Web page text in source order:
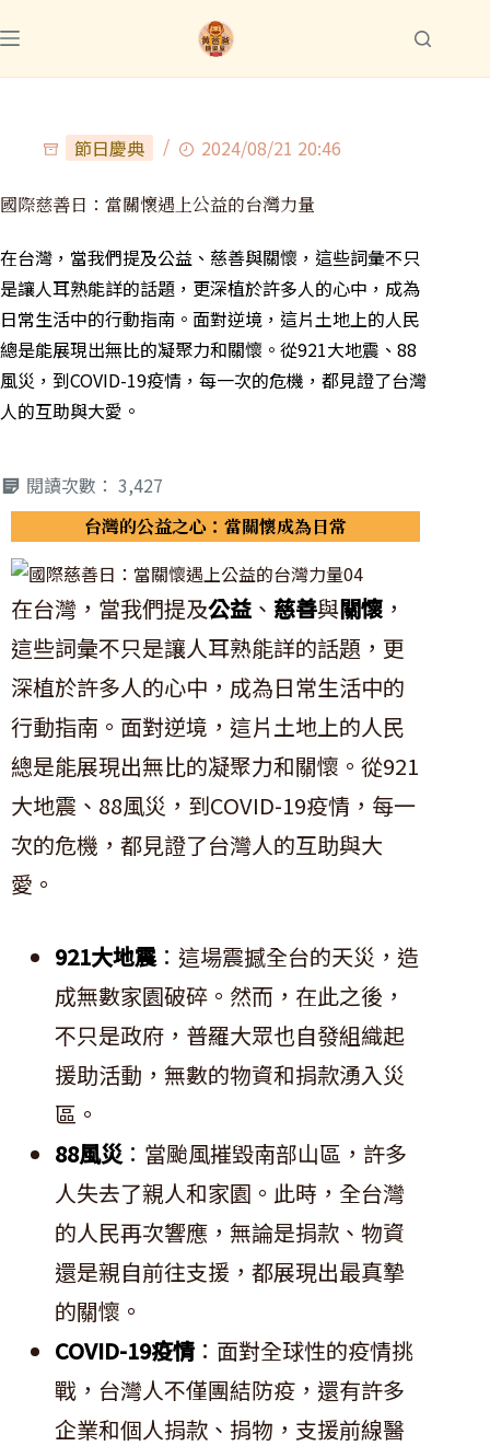
節日慶典 2024/08/21 20:46
國際慈善日：當關懷遇上公益的台灣力量
在台灣，當我們提及公益、慈善與關懷，這些詞彙不只
是讓人耳熟能詳的話題，更深植於許多人的心中，成為
日常生活中的行動指南。面對逆境，這片土地上的人民
總是能展現出無比的凝聚力和關懷。從921大地震、88
風災，到COVID-19疫情，每一次的危機，都見證了台灣
人的互助與大愛。
閱讀次數： 3,427
台灣的公益之心：當關懷成為日常
在台灣，當我們提及公益 、 慈善與關懷 ，
這些詞彙不只是讓人耳熟能詳的話題，更
深植於許多人的心中，成為日常生活中的
行動指南。面對逆境，這片土地上的人民
總是能展現出無比的凝聚力和關懷。從921
大地震、88風災，到COVID-19疫情，每一
次的危機，都見證了台灣人的互助與大
愛。
921大地震 ：這場震撼全台的天災，造
成無數家園破碎。然而，在此之後，
不只是政府，普羅大眾也自發組織起
援助活動，無數的物資和捐款湧入災
區。
88風災 ：當颱風摧毀南部山區，許多
人失去了親人和家園。此時，全台灣
的人民再次響應，無論是捐款、物資
還是親自前往支援，都展現出最真摯
的關懷。
COVID-19疫情 ：面對全球性的疫情挑
戰，台灣人不僅團結防疫，還有許多
企業和個人捐款、捐物，支援前線醫